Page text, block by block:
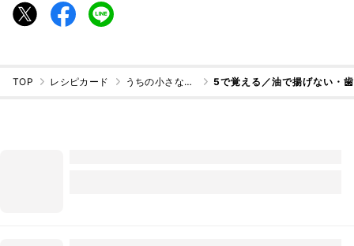
TOP レシピカード うちの小さなおやつ 5で覚える／油で揚げない・